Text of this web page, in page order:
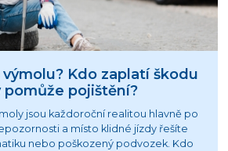
Kdo zaplatí škodu
pomůže pojištění?
jsou každoroční realitou hlavně po
a místo klidné jízdy řešíte
nebo poškozený podvozek. Kdo